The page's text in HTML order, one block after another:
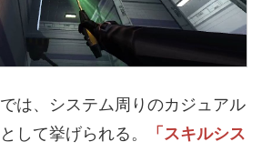
は、システム周りのカジュアル
して挙げられる。
「スキルシス